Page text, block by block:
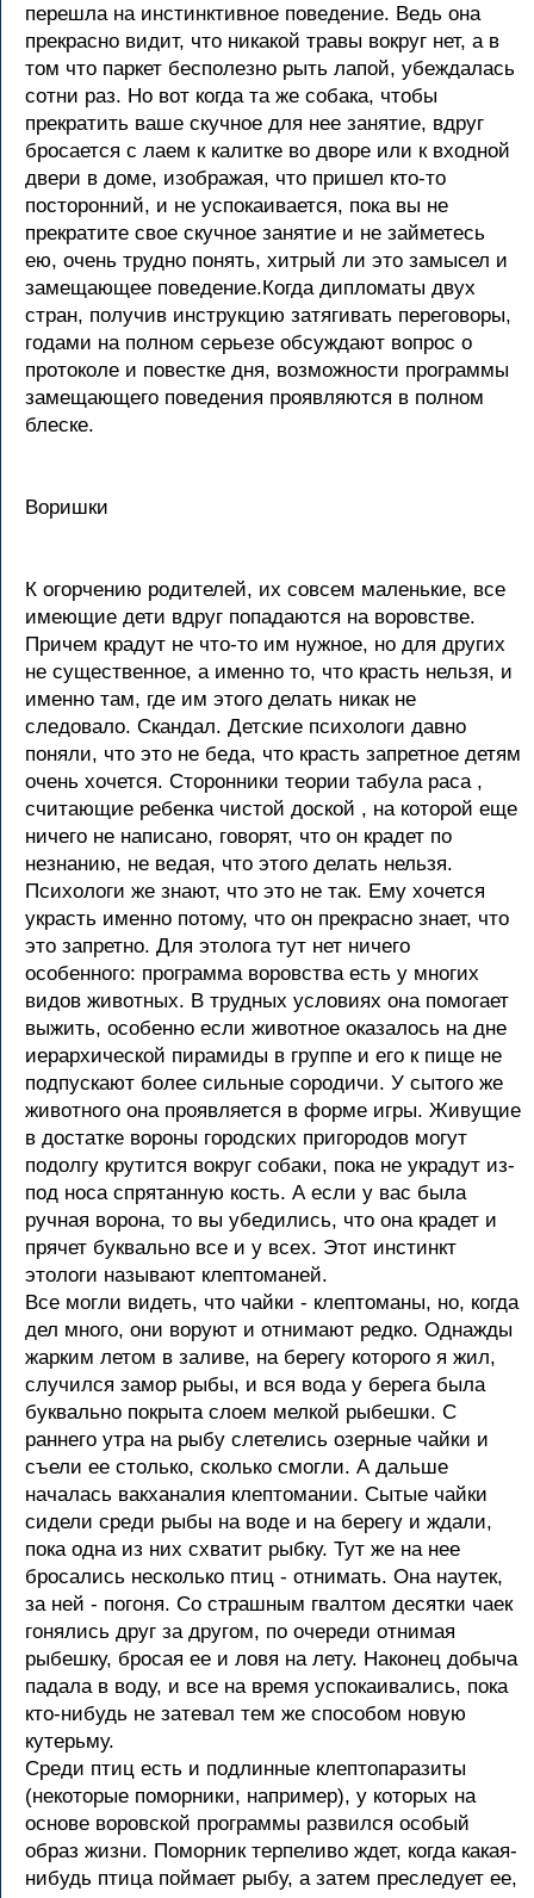
перешла на инстинктивное поведение. Ведь она
прекрасно видит, что никакой травы вокруг нет, а в
том что паркет бесполезно рыть лапой, убеждалась
сотни раз. Но вот когда та же собака, чтобы
прекратить ваше скучное для нее занятие, вдруг
бросается с лаем к калитке во дворе или к входной
двери в доме, изображая, что пришел кто-то
посторонний, и не успокаивается, пока вы не
прекратите свое скучное занятие и не займетесь
ею, очень трудно понять, хитрый ли это замысел и
замещающее поведение.Когда дипломаты двух
стран, получив инструкцию затягивать переговоры,
годами на полном серьезе обсуждают вопрос о
протоколе и повестке дня, возможности программы
замещающего поведения проявляются в полном
блеске.
Воришки
К огорчению родителей, их совсем маленькие, все
имеющие дети вдруг попадаются на воровстве.
Причем крадут не что-то им нужное, но для других
не существенное, а именно то, что красть нельзя, и
именно там, где им этого делать никак не
следовало. Скандал. Детские психологи давно
поняли, что это не беда, что красть запретное детям
очень хочется. Сторонники теории табула раса ,
считающие ребенка чистой доской , на которой еще
ничего не написано, говорят, что он крадет по
незнанию, не ведая, что этого делать нельзя.
Психологи же знают, что это не так. Ему хочется
украсть именно потому, что он прекрасно знает, что
это запретно. Для этолога тут нет ничего
особенного: программа воровства есть у многих
видов животных. В трудных условиях она помогает
выжить, особенно если животное оказалось на дне
иерархической пирамиды в группе и его к пище не
подпускают более сильные сородичи. У сытого же
животного она проявляется в форме игры. Живущие
в достатке вороны городских пригородов могут
подолгу крутится вокруг собаки, пока не украдут из-
под носа спрятанную кость. А если у вас была
ручная ворона, то вы убедились, что она крадет и
прячет буквально все и у всех. Этот инстинкт
этологи называют клептоманей.
Все могли видеть, что чайки - клептоманы, но, когда
дел много, они воруют и отнимают редко. Однажды
жарким летом в заливе, на берегу которого я жил,
случился замор рыбы, и вся вода у берега была
буквально покрыта слоем мелкой рыбешки. С
раннего утра на рыбу слетелись озерные чайки и
съели ее столько, сколько смогли. А дальше
началась вакханалия клептомании. Сытые чайки
сидели среди рыбы на воде и на берегу и ждали,
пока одна из них схватит рыбку. Тут же на нее
бросались несколько птиц - отнимать. Она наутек,
за ней - погоня. Со страшным гвалтом десятки чаек
гонялись друг за другом, по очереди отнимая
рыбешку, бросая ее и ловя на лету. Наконец добыча
падала в воду, и все на время успокаивались, пока
кто-нибудь не затевал тем же способом новую
кутерьму.
Среди птиц есть и подлинные клептопаразиты
(некоторые поморники, например), у которых на
основе воровской программы развился особый
образ жизни. Поморник терпеливо ждет, когда какая-
нибудь птица поймает рыбу, а затем преследует ее,